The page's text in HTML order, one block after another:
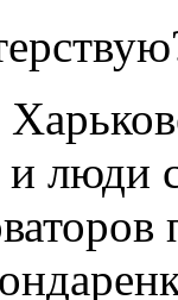
люди